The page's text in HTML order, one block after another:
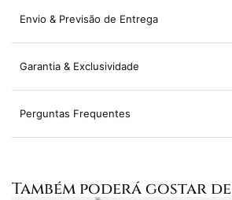
Envio & Previsão de Entrega
Garantia & Exclusividade
Perguntas Frequentes
Também poderá gostar de